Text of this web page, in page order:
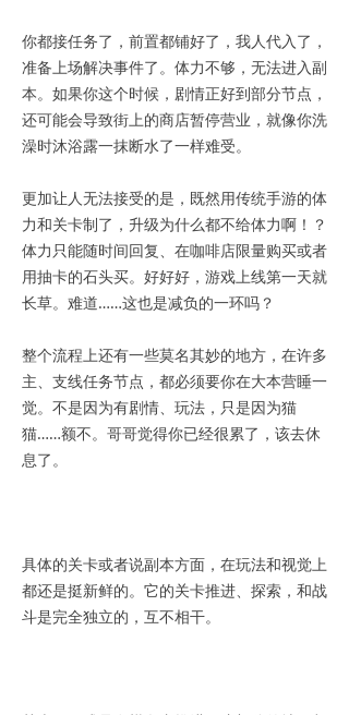
你都接任务了，前置都铺好了，我人代入了，
准备上场解决事件了。体力不够，无法进入副
本。如果你这个时候，剧情正好到部分节点，
还可能会导致街上的商店暂停营业，就像你洗
澡时沐浴露一抹断水了一样难受。
更加让人无法接受的是，既然用传统手游的体
力和关卡制了，升级为什么都不给体力啊！？
体力只能随时间回复、在咖啡店限量购买或者
用抽卡的石头买。好好好，游戏上线第一天就
长草。难道……这也是减负的一环吗？
整个流程上还有一些莫名其妙的地方，在许多
主、支线任务节点，都必须要你在大本营睡一
觉。不是因为有剧情、玩法，只是因为猫
猫……额不。哥哥觉得你已经很累了，该去休
息了。
具体的关卡或者说副本方面，在玩法和视觉上
都还是挺新鲜的。它的关卡推进、探索，和战
斗是完全独立的，互不相干。